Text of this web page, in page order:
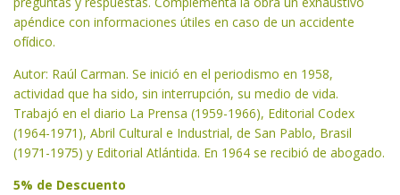
apéndice con informaciones útiles en caso de un accidente
ofídico.
Autor: Raúl Carman. Se inició en el periodismo en 1958,
actividad que ha sido, sin interrupción, su medio de vida.
Trabajó en el diario La Prensa (1959-1966), Editorial Codex
(1964-1971), Abril Cultural e Industrial, de San Pablo, Brasil
(1971-1975) y Editorial Atlántida. En 1964 se recibió de abogado.
5% de Descuento